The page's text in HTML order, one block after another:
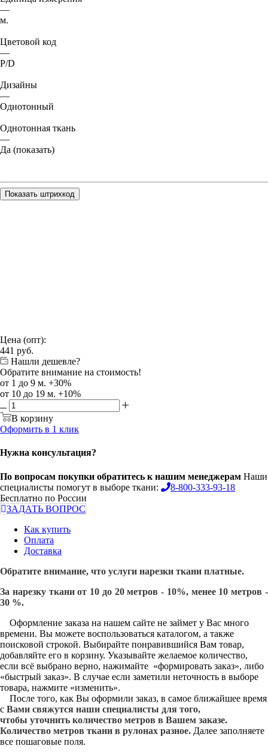
—
м.
Цветовой код
—
P/D
Дизайны
—
Однотонный
Однотонная ткань
—
Да (показать)
Показать штрихкод
Цена (опт):
441 руб.
Нашли дешевле?
Обратите внимание на стоимость!
от 1 до 9 м. +30%
от 10 до 19 м. +10%
В корзину
Оформить в 1 клик
Нужна консультация?
По вопросам покупки обратитесь к нашим менеджерам Наши
специалисты помогут в выборе ткани:
8-800-333-93-18
Бесплатно по России
ЗАДАТЬ ВОПРОС
Как купить
Оплата
Доставка
Обратите внимание, что услуги нарезки ткани платные.
За нарезку ткани от 10 до 20 метров - 10%, менее 10 метров -
30 %.
Оформление заказа на нашем сайте не займет у Вас много
времени. Вы можете воспользоваться каталогом, а также
поисковой строкой. Выбирайте понравившийся Вам товар,
добавляйте его в корзину. Указывайте желаемое количество,
если всё выбрано верно, нажимайте «формировать заказ», либо
«быстрый заказ». В случае если заметили неточность в выборе
товара, нажмите «изменить».
После того, как Вы оформили заказ, в самое ближайшее время
с Вами свяжутся наши специалисты для того,
чтобы уточнить количество метров в Вашем заказе.
Количество метров ткани в рулонах разное. Далее заполняете
все пошаговые поля.